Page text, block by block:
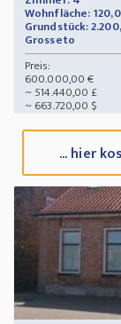
Wohnfläche:
Grundstück:
Grosseto
Preis:
600.000,00 €
~ 514.440,00 £
~ 663.720,00 $
... hier